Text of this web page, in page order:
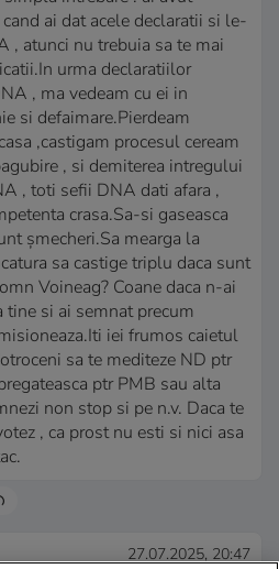
ai dat acele declaratii si le-
, atunci nu trebuia sa te mai
urma declaratiilor
, ma vedeam cu ei in
si defaimare.Pierdeam
,castigam procesul ceream
, si demiterea intregului
, toti sefii DNA dati afara ,
crasa.Sa-si gaseasca
șmecheri.Sa mearga la
sa castige triplu daca sunt
Voineag? Coane daca n-ai
si ai semnat precum
iei frumos caietul
sa te mediteze ND ptr
ptr PMB sau alta
non stop si pe n.v. Daca te
, ca prost nu esti si nici asa
27.07.2025, 20:47